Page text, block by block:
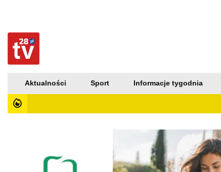
Aktualności Sport Informacje tygodnia